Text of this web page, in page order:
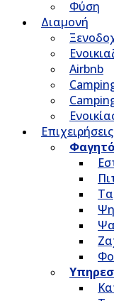
Φύση
Διαμονή
Airbnb
Επιχειρήσεις
Φαγητό